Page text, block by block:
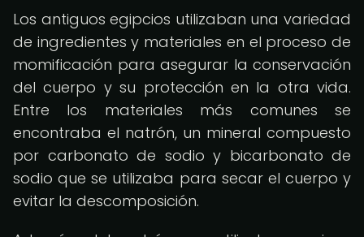
Los antiguos egipcios utilizaban una variedad
de ingredientes y materiales en el proceso de
momificación para asegurar la conservación
del cuerpo y su protección en la otra vida.
Entre los materiales más comunes se
encontraba el natrón, un mineral compuesto
por carbonato de sodio y bicarbonato de
sodio que se utilizaba para secar el cuerpo y
evitar la descomposición.